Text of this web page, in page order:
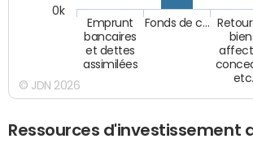
Emprunt
bancaires
et dettes
assimilées
Fonds de c…
etc.
0k
© JDN 2026
Ressources d'investissement